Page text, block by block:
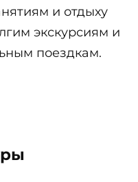
и отдыху
экскурсиям и
поездкам.